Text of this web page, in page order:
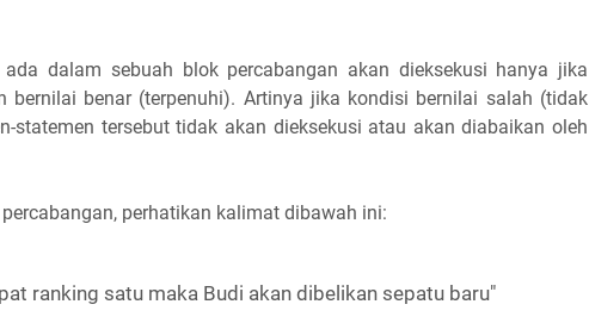
ada dalam sebuah blok percabangan akan dieksekusi hanya jika
bernilai benar (terpenuhi). Artinya jika kondisi bernilai salah (tidak
statemen tersebut tidak akan dieksekusi atau akan diabaikan oleh
perhatikan kalimat dibawah ini:
ranking satu maka Budi akan dibelikan sepatu baru"